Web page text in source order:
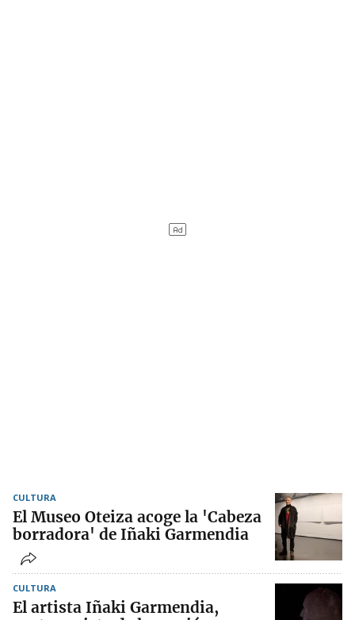
CULTURA
El Museo Oteiza acoge la 'Cabeza
borradora' de Iñaki Garmendia
CULTURA
El artista Iñaki Garmendia,